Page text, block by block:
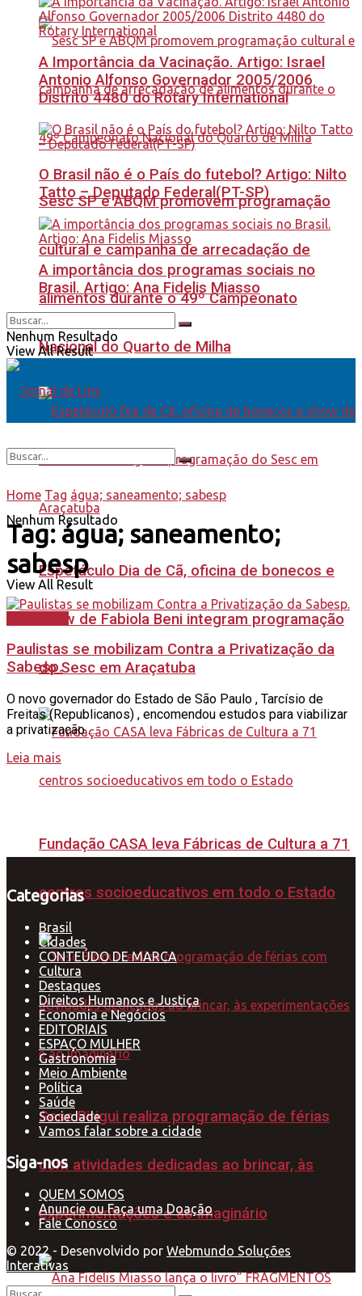
Sesc SP e ABQM promovem programação
cultural e campanha de arrecadação de
alimentos durante o 49º Campeonato
Nacional do Quarto de Milha
Espetáculo Dia de Cã, oficina de bonecos e
show de Fabiola Beni integram programação
do Sesc em Araçatuba
Fundação CASA leva Fábricas de Cultura a 71
centros socioeducativos em todo o Estado
Sesc Birigui realiza programação de férias
com atividades dedicadas ao brincar, às
experimentações e ao imaginário
A Importância da Vacinação. Artigo: Israel
Antonio Alfonso Governador 2005/2006
Distrito 4480 do Rotary International
O Brasil não é o País do futebol? Artigo: Nilto
Tatto – Deputado Federal(PT-SP)
A importância dos programas sociais no
Brasil. Artigo: Ana Fidelis Miasso
Nenhum Resultado
View All Result
Nenhum Resultado
View All Result
Home Tag água; saneamento; sabesp
Tag:água; saneamento;
sabesp
Paulistas se mobilizam Contra a Privatização da
Sabesp.
O novo governador do Estado de São Paulo , Tarcísio de
Freitas (Republicanos) , encomendou estudos para viabilizar
a privatização ...
Leia mais
Categorias
Brasil
Cidades
CONTEÚDO DE MARCA
Cultura
Destaques
Direitos Humanos e Justiça
Economia e Negócios
EDITORIAIS
ESPAÇO MULHER
Gastronomia
Meio Ambiente
Política
Saúde
Sociedade
Vamos falar sobre a cidade
Siga-nos
QUEM SOMOS
Anuncie ou Faça uma Doação
Fale Conosco
© 2022 - Desenvolvido por Webmundo Soluções
Interativas